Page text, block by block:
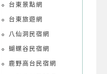
台東景點網
台東旅遊網
八仙洞民宿網
蝴蝶谷民宿網
鹿野高台民宿網